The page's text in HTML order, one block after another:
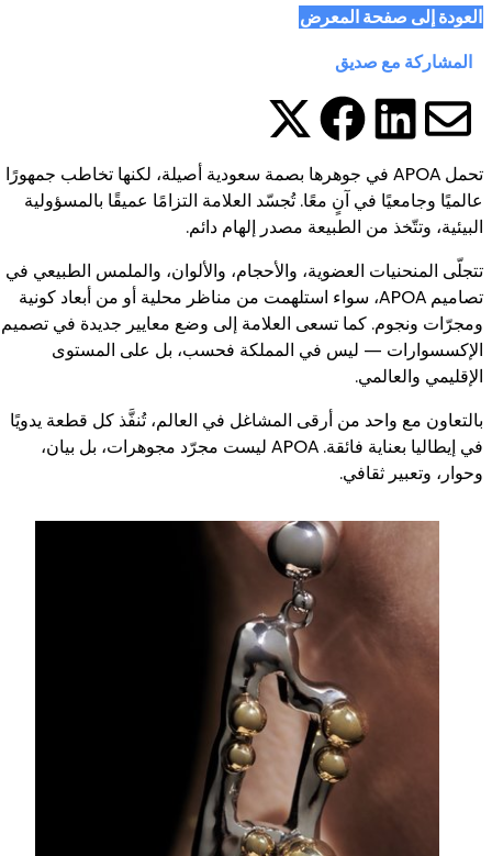
العودة إلى صفحة المعرض
المشاركة مع صديق
شارك هذه الصفحة
شارك هذه الصفحة
شارك هذه
شارك هذه
تحمل APOA في جوهرها بصمة سعودية أصيلة، لكنها تخاطب جمهورًا
عالميًا وجامعيًا في آنٍ معًا. تُجسّد العلامة التزامًا عميقًا بالمسؤولية
البيئية، وتتّخذ من الطبيعة مصدر إلهام دائم.
تتجلّى المنحنيات العضوية، والأحجام، والألوان، والملمس الطبيعي في
تصاميم APOA، سواء استلهمت من مناظر محلية أو من أبعاد كونية
ومجرّات ونجوم. كما تسعى العلامة إلى وضع معايير جديدة في تصميم
الإكسسوارات — ليس في المملكة فحسب، بل على المستوى
الإقليمي والعالمي.
بالتعاون مع واحد من أرقى المشاغل في العالم، تُنفَّذ كل قطعة يدويًا
في إيطاليا بعناية فائقة. APOA ليست مجرّد مجوهرات، بل بيان،
وحوار، وتعبير ثقافي.